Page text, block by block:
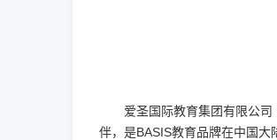
爱圣国际教育集团有限公
伴，是BASIS教育品牌在中国